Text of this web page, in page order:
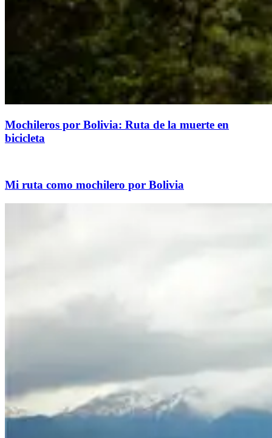
Mochileros por Bolivia: Ruta de la muerte en
bicicleta
Mi ruta como mochilero por Bolivia